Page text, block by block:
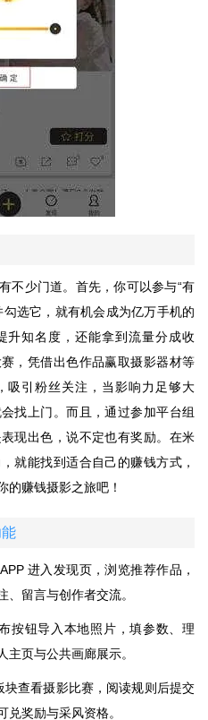
不少门道。首先，你可以参与“有
选它，就有机会成为亿万手机的
升知名度，还能拿到流量分成收
，凭借出色作品赢取摄影器材等
吸引粉丝关注，当影响力足够大
找上门。而且，通过参加平台组
现出色，说不定也有奖励。在米
就能找到适合自己的赚钱方式，
的赚钱摄影之旅吧！
进入发现页，浏览推荐作品，
、留言与创作者交流。
按钮导入本地照片，填参数、理
页与公共画廊展示。
查看摄影比赛，阅读规则后提交
奖励与采风资格。